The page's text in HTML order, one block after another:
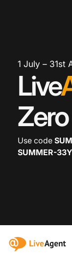
1 July – 31st
Live
Use code
SUMMER-33Y
:site.title